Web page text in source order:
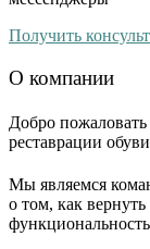
Получить
О компании
Добро
реставрации
Мы являемся
о том, как